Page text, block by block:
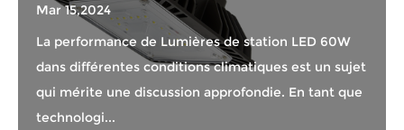
Mar 15,2024
La performance de Lumières de station LED 60W
dans différentes conditions climatiques est un sujet
qui mérite une discussion approfondie. En tant que
technologi...